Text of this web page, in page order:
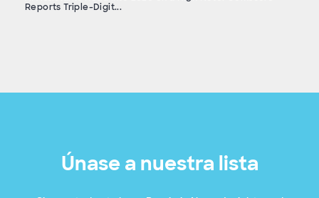
Reports Triple-Digit...
Únase a nuestra lista